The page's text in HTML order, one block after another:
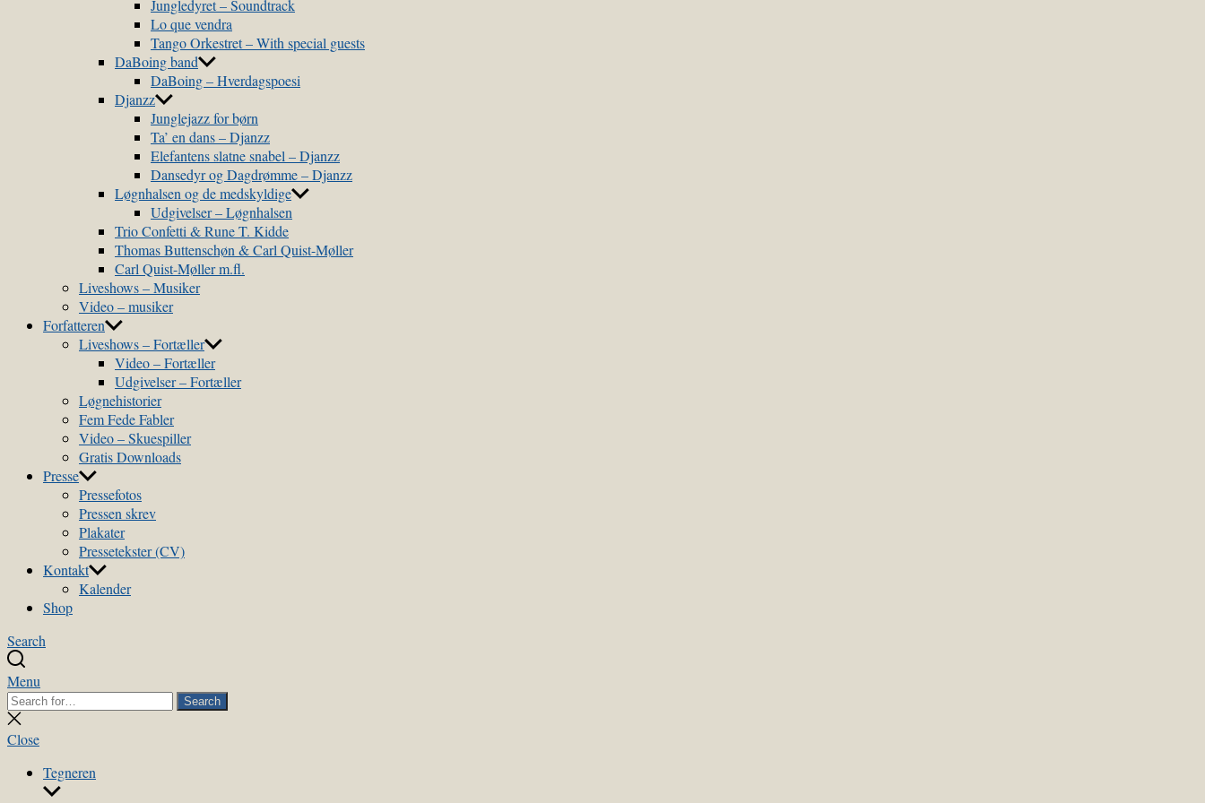
Jungledyret – Soundtrack
Lo que vendra
Tango Orkestret – With special guests
DaBoing band
DaBoing – Hverdagspoesi
Djanzz
Junglejazz for børn
Ta’ en dans – Djanzz
Elefantens slatne snabel – Djanzz
Dansedyr og Dagdrømme – Djanzz
Løgnhalsen og de medskyldige
Udgivelser – Løgnhalsen
Trio Confetti & Rune T. Kidde
Thomas Buttenschøn & Carl Quist-Møller
Carl Quist-Møller m.fl.
Liveshows – Musiker
Video – musiker
Forfatteren
Liveshows – Fortæller
Video – Fortæller
Udgivelser – Fortæller
Løgnehistorier
Fem Fede Fabler
Video – Skuespiller
Gratis Downloads
Presse
Pressefotos
Pressen skrev
Plakater
Pressetekster (CV)
Kontakt
Kalender
Shop
Search
Menu
Search
for:
Search
Close
search
Close
Tegneren
Show